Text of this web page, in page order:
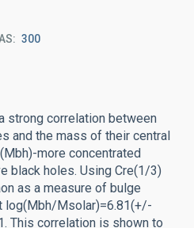
300
strong correlation between
and the mass of their central
more concentrated
black holes. Using Cre(1/3)
as a measure of bulge
log(Mbh/Msolar)=6.81(+/-
This correlation is shown to